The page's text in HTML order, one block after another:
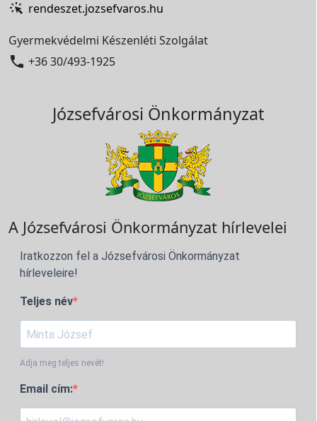
rendeszet.jozsefvaros.hu
Gyermekvédelmi Készenléti Szolgálat
 +36 30/493-1925
Józsefvárosi Önkormányzat
A Józsefvárosi Önkormányzat hírlevelei
Iratkozzon fel a Józsefvárosi Önkormányzat
hírleveleire!
Teljes név
Adja meg teljes nevét!
Email cím: